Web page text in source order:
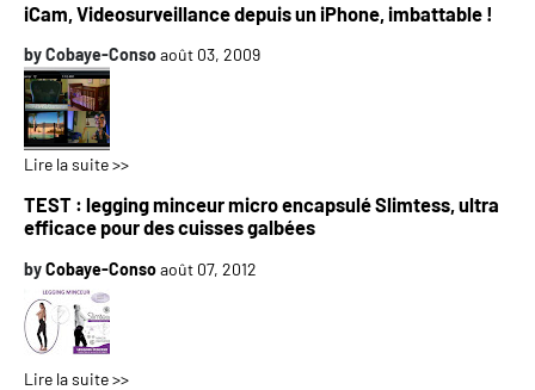
iCam, Videosurveillance depuis un iPhone, imbattable !
byCobaye-Consoaoût 03, 2009
Lire la suite >>
TEST : legging minceur micro encapsulé Slimtess, ultra
efficace pour des cuisses galbées
byCobaye-Consoaoût 07, 2012
Lire la suite >>